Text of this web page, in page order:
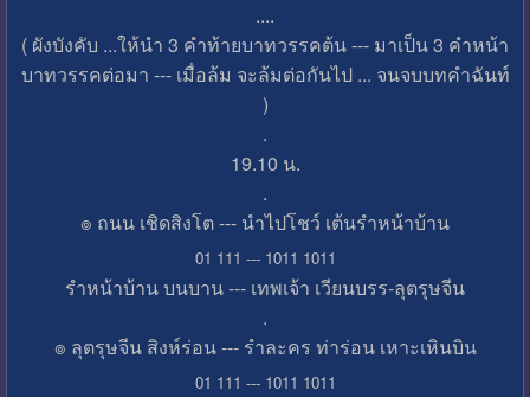
....
( ผังบังคับ ...ให้นำ 3 คำท้ายบาทวรรคต้น --- มาเป็น 3 คำหน้า
บาทวรรคต่อมา --- เมื่อล้ม จะล้มต่อกันไป ... จนจบบทคำฉันท์
)
.
19.10 น.
.
๏ ถนน เชิดสิงโต --- นำไปโชว์ เต้นรำหน้าบ้าน
01 111 --- 1011 1011
รำหน้าบ้าน บนบาน --- เทพเจ้า เวียนบรร-ลุตรุษจีน
.
๏ ลุตรุษจีน สิงห์ร่อน --- รำละคร ท่าร่อน เหาะเหินบิน
01 111 --- 1011 1011